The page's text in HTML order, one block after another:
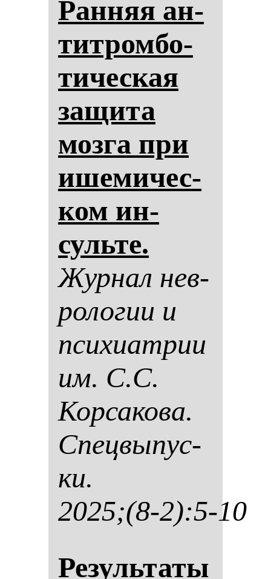
Ран­няя ан­
тит­ром­бо­
ти­чес­кая
за­щи­та
моз­га при
ише­ми­чес­
ком ин­
суль­те.
Жур­нал нев­
ро­ло­гии и
пси­хи­ат­рии
им. С.С.
Кор­са­ко­ва.
Спец­вы­пус­
ки.
2025;(8-2):5-10
Ре­зуль­та­ты